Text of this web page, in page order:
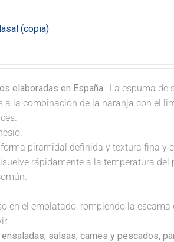
(copia)
elaboradas en España. La espuma de
la combinación de la naranja con el
piramidal definida y textura fina y
rápidamente a la temperatura del
en el emplatado, rompiendo la
salsas, carnes y pescados,